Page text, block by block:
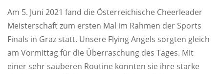
Am 5. Juni 2021 fand die Österreichische Cheerleader
Meisterschaft zum ersten Mal im Rahmen der Sports
Finals in Graz statt. Unsere Flying Angels sorgten gleich
am Vormittag für die Überraschung des Tages. Mit
einer sehr sauberen Routine konnten sie ihre starke